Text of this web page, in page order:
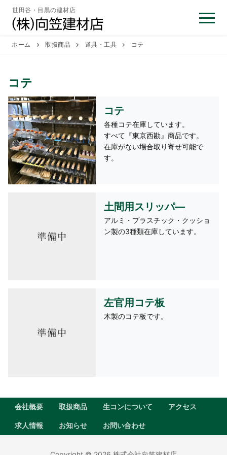
世田谷・目黒の建材店
ホーム 取扱商品 道具・工具 コテ
コテ
コテ
各種コテ在庫しています。
すべて『東京西勘』商品です。
在庫がない場合取り寄せ可能で
す。
土間用スリッパ―
アルミ・プラスチック・クッショ
ン製の3種類在庫しています。
左官用コテ板
木製のコテ板です。
会社概要 取扱商品 生コンについて アクセス
求人情報 お知らせ お問い合わせ